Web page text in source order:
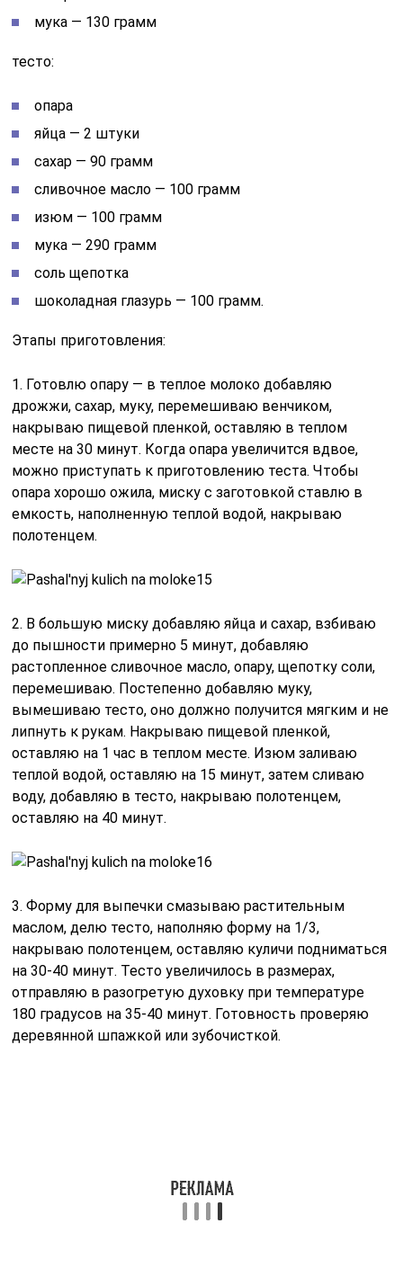
мука — 130 грамм
тесто:
опара
яйца — 2 штуки
сахар — 90 грамм
сливочное масло — 100 грамм
изюм — 100 грамм
мука — 290 грамм
соль щепотка
шоколадная глазурь — 100 грамм.
Этапы приготовления:
1. Готовлю опару — в теплое молоко добавляю
дрожжи, сахар, муку, перемешиваю венчиком,
накрываю пищевой пленкой, оставляю в теплом
месте на 30 минут. Когда опара увеличится вдвое,
можно приступать к приготовлению теста. Чтобы
опара хорошо ожила, миску с заготовкой ставлю в
емкость, наполненную теплой водой, накрываю
полотенцем.
2. В большую миску добавляю яйца и сахар, взбиваю
до пышности примерно 5 минут, добавляю
растопленное сливочное масло, опару, щепотку соли,
перемешиваю. Постепенно добавляю муку,
вымешиваю тесто, оно должно получится мягким и не
липнуть к рукам. Накрываю пищевой пленкой,
оставляю на 1 час в теплом месте. Изюм заливаю
теплой водой, оставляю на 15 минут, затем сливаю
воду, добавляю в тесто, накрываю полотенцем,
оставляю на 40 минут.
3. Форму для выпечки смазываю растительным
маслом, делю тесто, наполняю форму на 1/3,
накрываю полотенцем, оставляю куличи подниматься
на 30-40 минут. Тесто увеличилось в размерах,
отправляю в разогретую духовку при температуре
180 градусов на 35-40 минут. Готовность проверяю
деревянной шпажкой или зубочисткой.
готовую шоколадную глазурь, растопила ее в